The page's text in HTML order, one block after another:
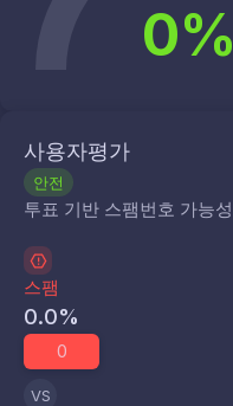
0%
사용자평가
안전
투표 기반 스팸번호 가능성
스팸
0.0%
0
VS